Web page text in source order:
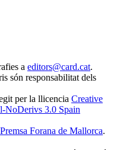
a editors@card.cat.
són responsabilitat dels
per la llicencia Creative
NoDerivs 3.0 Spain
Forana de Mallorca.